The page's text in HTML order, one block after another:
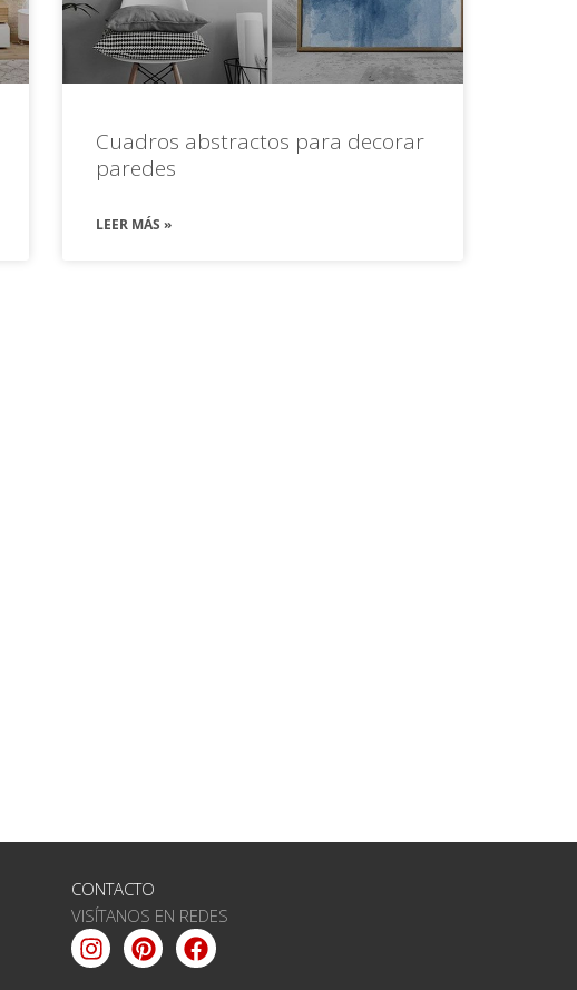
Cuadros abstractos para decorar
paredes
LEER MÁS »
CONTACTO
VISÍTANOS EN REDES
Instagram
PinterestFacebook